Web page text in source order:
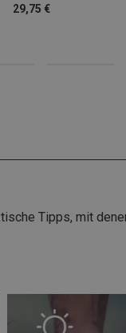
29,75 €
Tipps, mit